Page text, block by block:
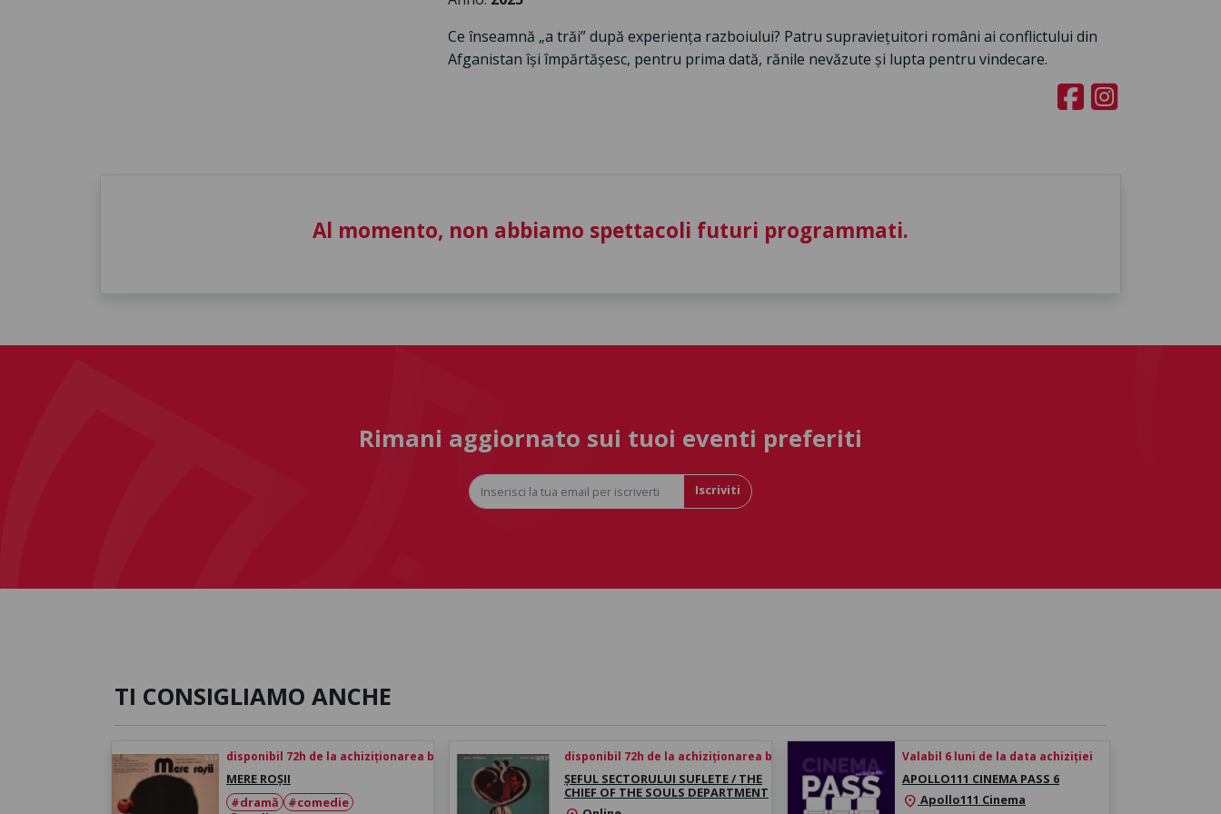
Ce înseamnă „a trăi” după experiența razboiului? Patru supraviețuitori români ai conflictului din
Afganistan își împărtășesc, pentru prima dată, rănile nevăzute și lupta pentru vindecare.
Al momento, non abbiamo spettacoli futuri programmati.
Rimani aggiornato sui tuoi eventi preferiti
Iscriviti
TI CONSIGLIAMO ANCHE
disponibil 72h de la achiziționarea biletului
MERE ROȘII
#dramă
#comedie
disponibil 72h de la achiziționarea biletului
ȘEFUL SECTORULUI SUFLETE / THE
CHIEF OF THE SOULS DEPARTMENT
Valabil 6 luni de la data achiziției
APOLLO111 CINEMA PASS 6
location_on Apollo111 Cinema